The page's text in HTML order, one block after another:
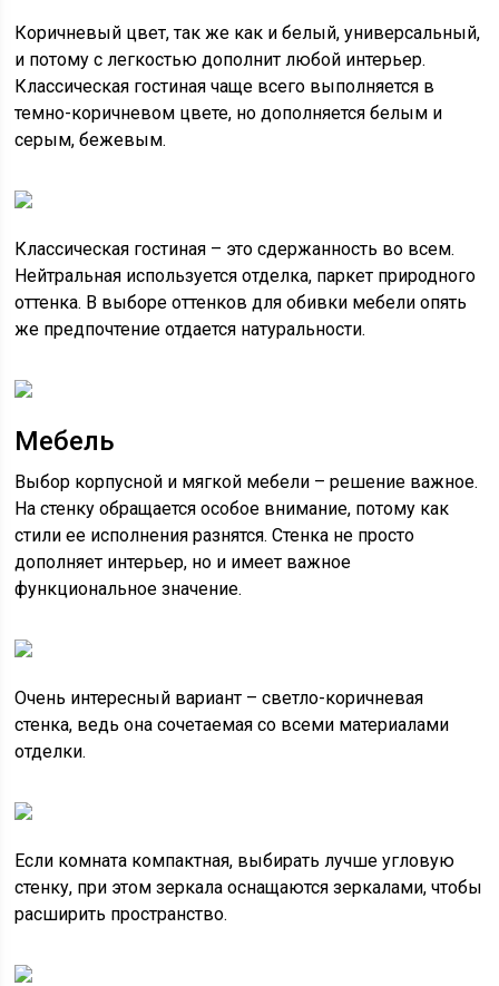
Коричневый цвет, так же как и белый, универсальный,
и потому с легкостью дополнит любой интерьер.
Классическая гостиная чаще всего выполняется в
темно-коричневом цвете, но дополняется белым и
серым, бежевым.
Классическая гостиная – это сдержанность во всем.
Нейтральная используется отделка, паркет природного
оттенка. В выборе оттенков для обивки мебели опять
же предпочтение отдается натуральности.
Мебель
Выбор корпусной и мягкой мебели – решение важное.
На стенку обращается особое внимание, потому как
стили ее исполнения разнятся. Стенка не просто
дополняет интерьер, но и имеет важное
функциональное значение.
Очень интересный вариант – светло-коричневая
стенка, ведь она сочетаемая со всеми материалами
отделки.
Если комната компактная, выбирать лучше угловую
стенку, при этом зеркала оснащаются зеркалами, чтобы
расширить пространство.